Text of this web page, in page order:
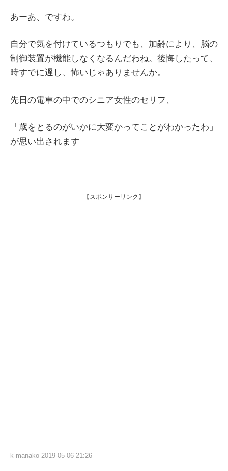
あーあ、ですわ。
自分で気を付けているつもりでも、加齢により、脳の
制御装置が機能しなくなるんだわね。後悔したって、
時すでに遅し、怖いじゃありませんか。
先日の電車の中でのシニア女性のセリフ、
「歳をとるのがいかに大変かってことがわかったわ」
が思い出されます
【スポンサーリンク】
k-manako 2019-05-06 21:26